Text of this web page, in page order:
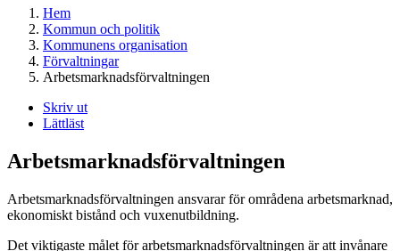
Hem
Kommun och politik
Kommunens organisation
Förvaltningar
Arbetsmarknadsförvaltningen
Skriv ut
Lättläst
Arbetsmarknadsförvaltningen
Arbetsmarknadsförvaltningen ansvarar för områdena arbetsmarknad,
ekonomiskt bistånd och vuxenutbildning.
Det viktigaste målet för arbetsmarknadsförvaltningen är att invånare